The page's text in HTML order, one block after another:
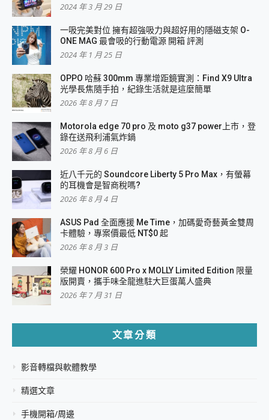
2024 年 3 月 29 日
一吸完美對位 擁有超強吸力與超好用的隱磁支架 O-
ONE MAG 最會吸的行動電源 開箱 評測
2024 年 1 月 25 日
OPPO 哈蘇 300mm 專業增距鏡實測：Find X9 Ultra
光學長焦隨手拍，紀錄生活就是這麼簡單
2026 年 8 月 7 日
Motorola edge 70 pro 及 moto g37 power上市，登
錄在送飛利浦氣炸鍋
2026 年 8 月 6 日
近八千元的 Soundcore Liberty 5 Pro Max，有螢幕
的耳機會是智商稅嗎?
2026 年 8 月 4 日
ASUS Pad 全面應援 Me Time，加碼愛奇藝黃金雙周
卡體驗，專案價最低 NT$0 起
2026 年 8 月 3 日
榮耀 HONOR 600 Pro x MOLLY Limited Edition 限量
版開賣，攜手味全龍進駐大巨蛋萬人盛典
2026 年 7 月 31 日
文章分類
影音轉檔與軟體教學
精選文章
手機開箱/周邊